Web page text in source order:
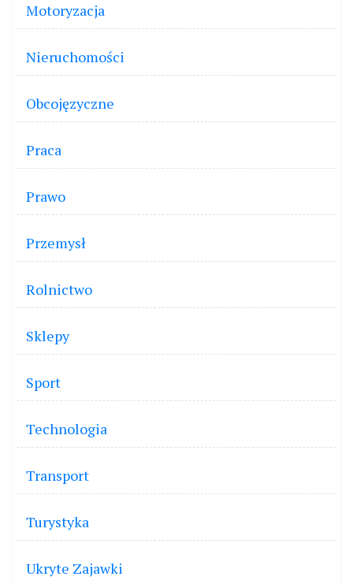
Motoryzacja
Nieruchomości
Obcojęzyczne
Praca
Prawo
Przemysł
Rolnictwo
Sklepy
Sport
Technologia
Transport
Turystyka
Ukryte Zajawki